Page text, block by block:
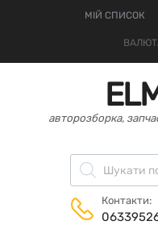
МІЙ СПИСОК
авторозборка,
Контакти: